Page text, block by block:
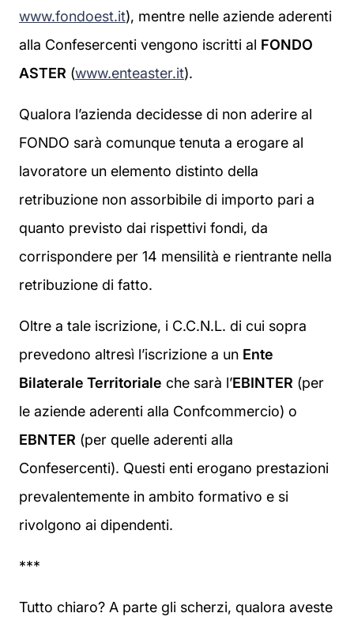
www.fondoest.it), mentre nelle aziende aderenti
alla Confesercenti vengono iscritti al FONDO
ASTER (www.enteaster.it).
Qualora l’azienda decidesse di non aderire al
FONDO sarà comunque tenuta a erogare al
lavoratore un elemento distinto della
retribuzione non assorbibile di importo pari a
quanto previsto dai rispettivi fondi, da
corrispondere per 14 mensilità e rientrante nella
retribuzione di fatto.
Oltre a tale iscrizione, i C.C.N.L. di cui sopra
prevedono altresì l’iscrizione a un Ente
Bilaterale Territoriale che sarà l’EBINTER (per
le aziende aderenti alla Confcommercio) o
EBNTER (per quelle aderenti alla
Confesercenti). Questi enti erogano prestazioni
prevalentemente in ambito formativo e si
rivolgono ai dipendenti.
***
Tutto chiaro? A parte gli scherzi, qualora aveste